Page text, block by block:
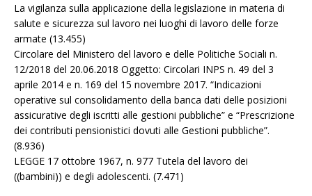
La vigilanza sulla applicazione della legislazione in materia di
salute e sicurezza sul lavoro nei luoghi di lavoro delle forze
armate (13.455)
Circolare del Ministero del lavoro e delle Politiche Sociali n.
12/2018 del 20.06.2018 Oggetto: Circolari INPS n. 49 del 3
aprile 2014 e n. 169 del 15 novembre 2017. “Indicazioni
operative sul consolidamento della banca dati delle posizioni
assicurative degli iscritti alle gestioni pubbliche” e “Prescrizione
dei contributi pensionistici dovuti alle Gestioni pubbliche”.
(8.936)
LEGGE 17 ottobre 1967, n. 977 Tutela del lavoro dei
((bambini)) e degli adolescenti. (7.471)